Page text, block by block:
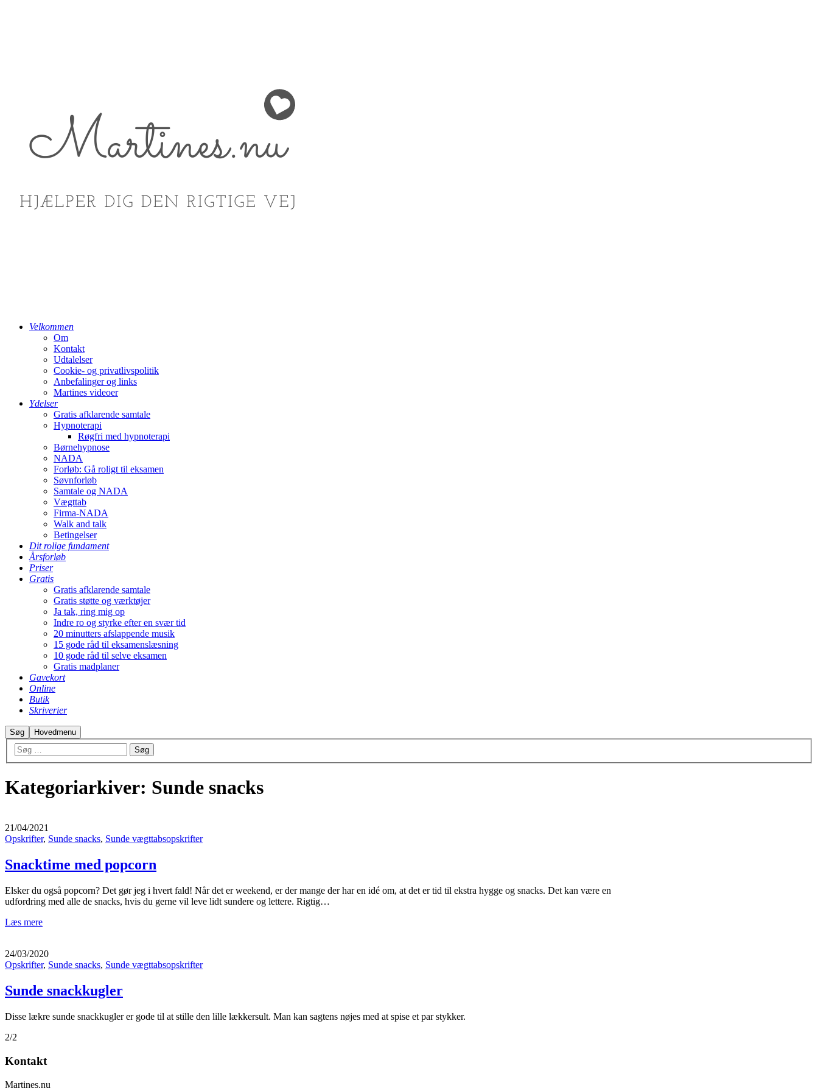
Velkommen
Om
Kontakt
Udtalelser
Cookie- og privatlivspolitik
Anbefalinger og links
Martines videoer
Ydelser
Gratis afklarende samtale
Hypnoterapi
Røgfri med hypnoterapi
Børnehypnose
NADA
Forløb: Gå roligt til eksamen
Søvnforløb
Samtale og NADA
Vægttab
Firma-NADA
Walk and talk
Betingelser
Dit rolige fundament
Årsforløb
Priser
Gratis
Gratis afklarende samtale
Gratis støtte og værktøjer
Ja tak, ring mig op
Indre ro og styrke efter en svær tid
20 minutters afslappende musik
15 gode råd til eksamenslæsning
10 gode råd til selve eksamen
Gratis madplaner
Gavekort
Online
Butik
Skriverier
Søg Hovedmenu
Kategoriarkiver: Sunde snacks
21/04/2021
Opskrifter, Sunde snacks, Sunde vægttabsopskrifter
Snacktime med popcorn
Elsker du også popcorn? Det gør jeg i hvert fald! Når det er weekend, er der mange der har en idé om, at det er tid til ekstra hygge og snacks. Det kan være en
udfordring med alle de snacks, hvis du gerne vil leve lidt sundere og lettere. Rigtig…
Læs mere
24/03/2020
Opskrifter, Sunde snacks, Sunde vægttabsopskrifter
Sunde snackkugler
Disse lækre sunde snackkugler er gode til at stille den lille lækkersult. Man kan sagtens nøjes med at spise et par stykker.
2/2
Kontakt
Martines.nu